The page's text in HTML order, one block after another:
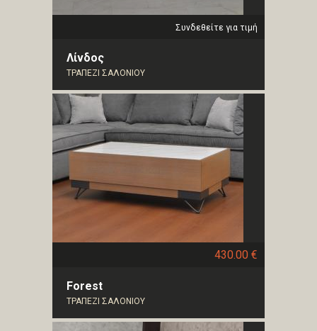
Συνδεθείτε για τιμή
Λίνδος
ΤΡΑΠΕΖΙ ΣΑΛΟΝΙΟΥ
430.00 €
Forest
ΤΡΑΠΕΖΙ ΣΑΛΟΝΙΟΥ